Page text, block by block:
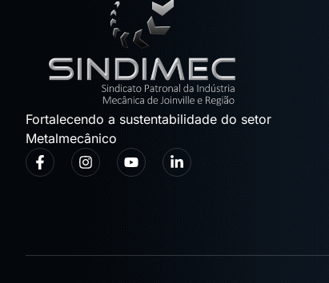
Fortalecendo a sustentabilidade do setor
Metalmecânico